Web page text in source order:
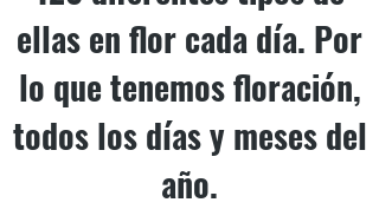
ellas en flor cada día. Por
lo que tenemos floración,
todos los días y meses del
año.